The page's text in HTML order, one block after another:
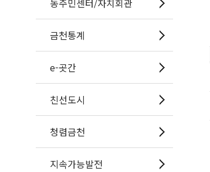
동주민센터/자치회관
금천통계
e-곳간
친선도시
청렴금천
지속가능발전